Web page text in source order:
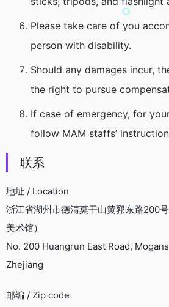
Please take care of you
person with disability.
Should any damages incur,
the right to pursue
If case of emergency, for
follow MAM staffs’
联系
地址 / Location
浙江省湖州市德清莫干山黄郛东路200
美术馆）
No. 200 Huangrun East Road,
Zhejiang
邮编 / Zip code